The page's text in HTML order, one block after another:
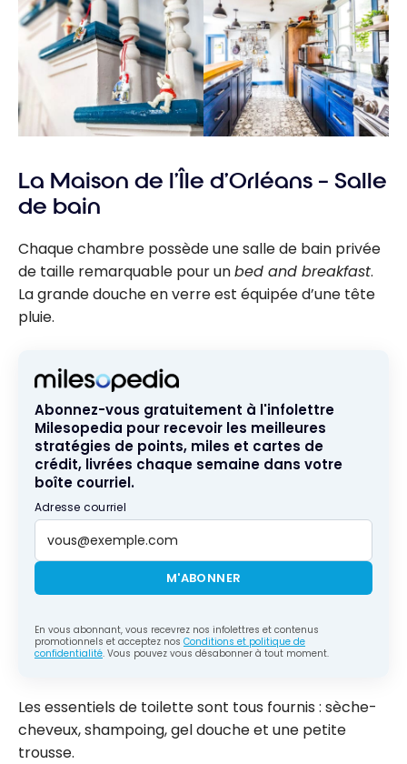
La Maison de l’Île d’Orléans – Salle
de bain
Chaque chambre possède une salle de bain privée
de taille remarquable pour unbed and breakfast.
La grande douche en verre est équipée d’une tête
pluie.
Abonnez-vous gratuitement à l'infolettre
Milesopedia pour recevoir les meilleures
stratégies de points, miles et cartes de
crédit, livrées chaque semaine dans votre
boîte courriel.
Adresse courriel
M'ABONNER
En vous abonnant, vous recevrez nos infolettres et contenus
promotionnels et acceptez nos Conditions et politique de
confidentialité. Vous pouvez vous désabonner à tout moment.
Les essentiels de toilette sont tous fournis : sèche-
cheveux, shampoing, gel douche et une petite
trousse.